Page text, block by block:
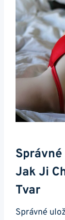
Jak Ji
Tvar
Správné